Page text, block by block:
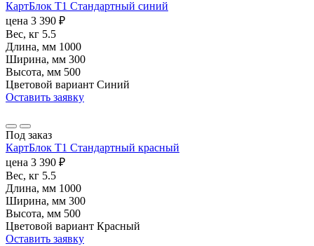
КартБлок Т1 Стандартный синий
цена 3 390 ₽
Вес, кг 5.5
Длина, мм 1000
Ширина, мм 300
Высота, мм 500
Цветовой вариант Синий
Оставить заявку
Под заказ
КартБлок Т1 Стандартный красный
цена 3 390 ₽
Вес, кг 5.5
Длина, мм 1000
Ширина, мм 300
Высота, мм 500
Цветовой вариант Красный
Оставить заявку